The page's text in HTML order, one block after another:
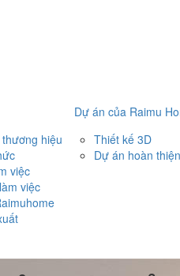
hiệu
việc
việc
Dự án của Raimu
Thiết kế 3D
Dự án hoàn thiện